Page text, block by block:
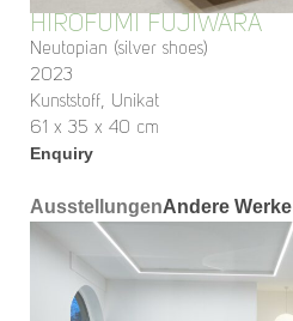
HIROFUMI FUJIWARA
Neutopian (silver shoes)
2023
Kunststoff, Unikat
61 x 35 x 40 cm
Enquiry
AusstellungenAndere Werke